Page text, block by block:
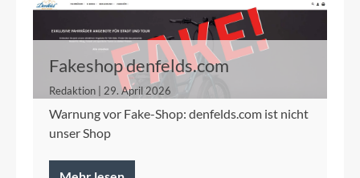
Fakeshop denfelds.com
Redaktion | 29. April 2026
Warnung vor Fake-Shop: denfelds.com ist nicht
unser Shop